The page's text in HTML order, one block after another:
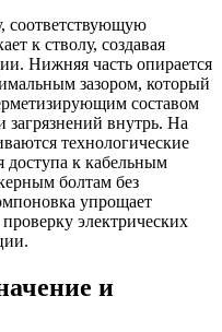
соответствующую
к стволу, создавая
Нижняя часть опирается
зазором, который
составом
загрязнений внутрь. На
технологические
доступа к кабельным
болтам без
упрощает
электрических
и